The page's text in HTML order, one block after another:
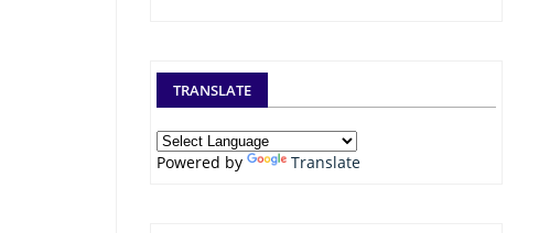
TRANSLATE
Powered by Translate